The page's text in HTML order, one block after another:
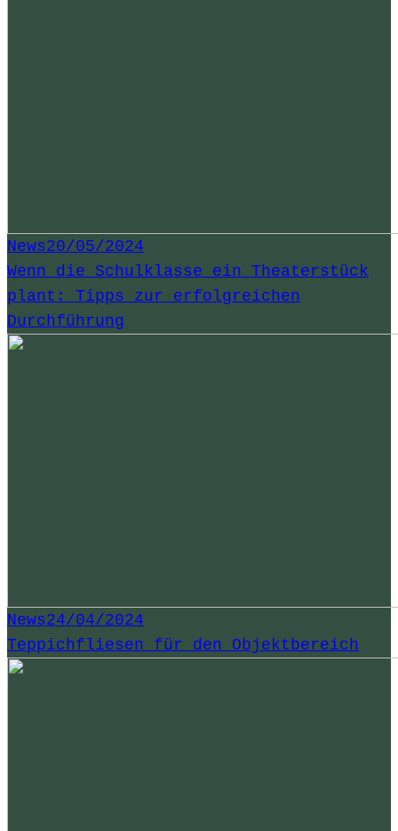
News20/05/2024
Wenn die Schulklasse ein Theaterstück
plant: Tipps zur erfolgreichen
Durchführung
News24/04/2024
Teppichfliesen für den Objektbereich